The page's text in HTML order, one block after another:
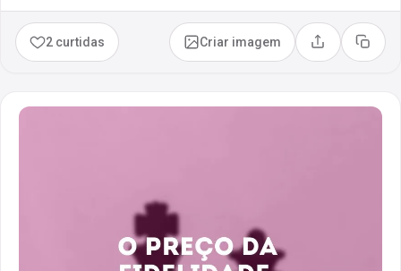
2 curtidas Criar imagem Compartilhar
Copiar